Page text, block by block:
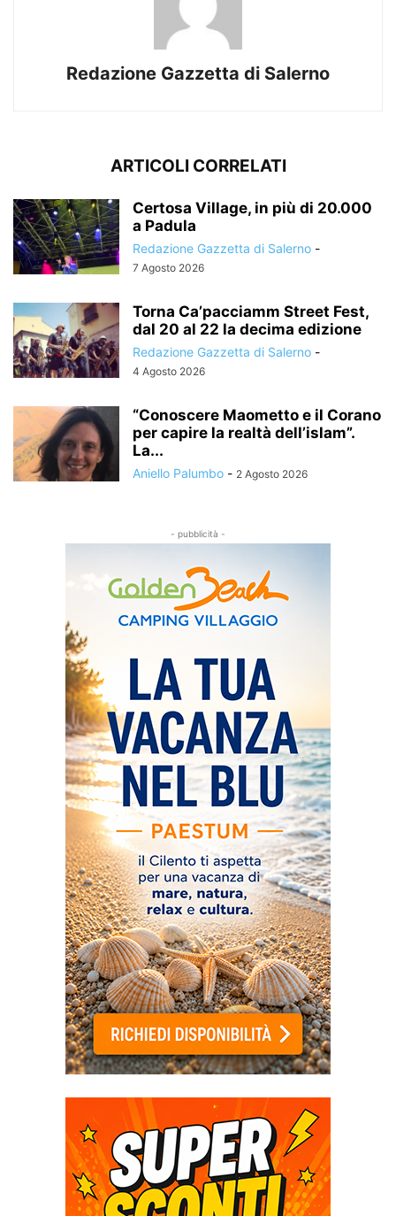
Redazione Gazzetta di Salerno
ARTICOLI CORRELATI
Certosa Village, in più di 20.000
a Padula
Redazione Gazzetta di Salerno -
7 Agosto 2026
Torna Ca’pacciamm Street Fest,
dal 20 al 22 la decima edizione
Redazione Gazzetta di Salerno -
4 Agosto 2026
“Conoscere Maometto e il Corano
per capire la realtà dell’islam”.
La...
Aniello Palumbo - 2 Agosto 2026
- pubblicità -